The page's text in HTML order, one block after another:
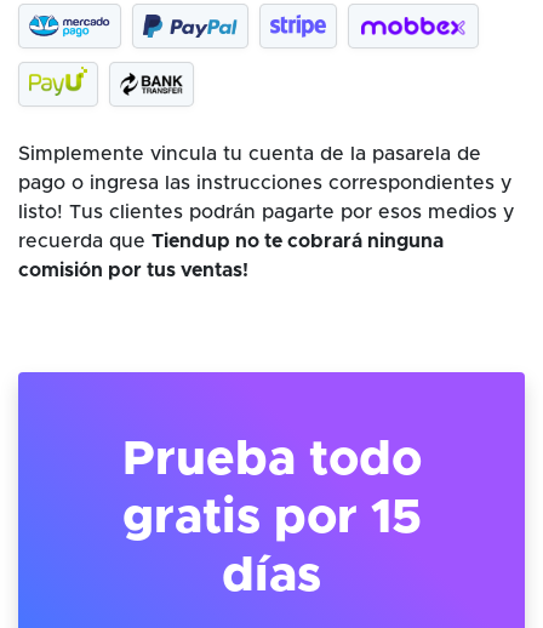
Simplemente vincula tu cuenta de la pasarela de
pago o ingresa las instrucciones correspondientes y
listo! Tus clientes podrán pagarte por esos medios y
recuerda que Tiendup no te cobrará ninguna
comisión por tus ventas!
Prueba todo
gratis por 15
días